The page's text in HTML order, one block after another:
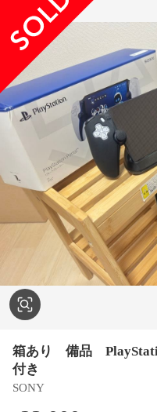
箱あり 備品
付き
SONY